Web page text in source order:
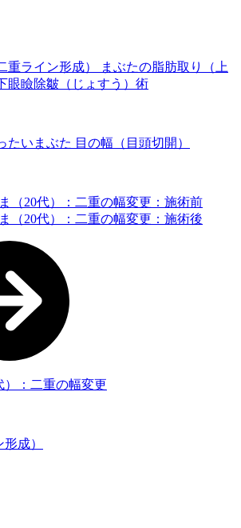
重ライン形成）
まぶたの脂肪取り（上
眼瞼除皺（じょすう）術
たいまぶた 目の幅（目頭切開）
）：二重の幅変更
成）